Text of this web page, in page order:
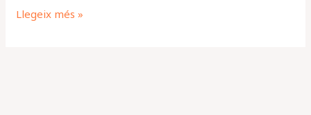
Llegeix més »